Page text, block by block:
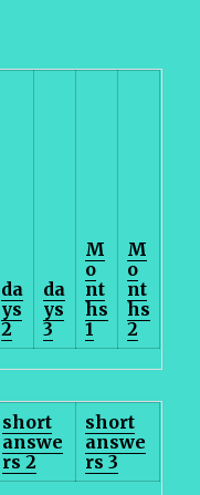
da
ys
2
da
ys
3
M
o
nt
hs
1
M
o
nt
hs
2
short
answe
rs 2
short
answe
rs 3